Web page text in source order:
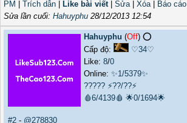
PM
Trích dẫn Like bài viết| Sửa| Xóa| Báo cáo
Sửa lần cuối: Hahuyphu 28/12/2013 12:54
Hahuyphu (Off) ⭕️
Cấp độ:
♡34♡
Like: 8/0
Online: ✨1/5379✨
????? ⚡??/??⚡
🩸6/4139🩸 🌟0/1694🌟
#2 - @278830